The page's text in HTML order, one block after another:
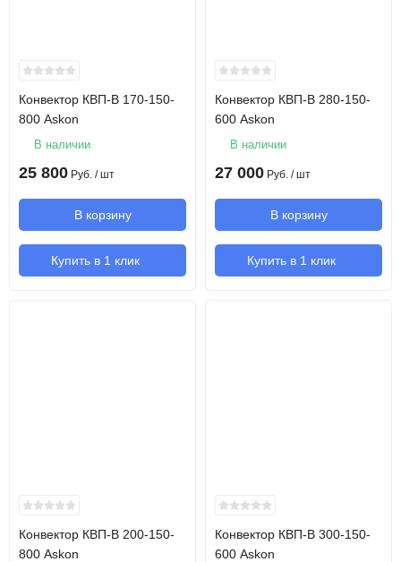
Конвектор КВП-В 170-150-
800 Askon
В наличии
25 800 Руб. / шт
В корзину
Купить в 1 клик
Конвектор КВП-В 280-150-
600 Askon
В наличии
27 000 Руб. / шт
В корзину
Купить в 1 клик
Конвектор КВП-В 200-150-
800 Askon
Конвектор КВП-В 300-150-
600 Askon